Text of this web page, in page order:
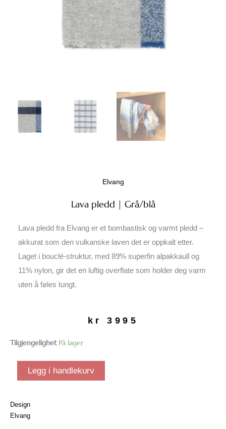
Elvang
Lava pledd | Grå/blå
Lava pledd fra Elvang er et bombastisk og varmt pledd –
akkurat som den vulkanske laven det er oppkalt etter.
Laget i bouclé-struktur, med 89% superfin alpakkaull og
11% nylon, gir det en luftig overflate som holder deg varm
uten å føles tungt.
kr 3995
Tilgjengelighet På lager
Lava
Legg i handlekurv
Design
Elvang